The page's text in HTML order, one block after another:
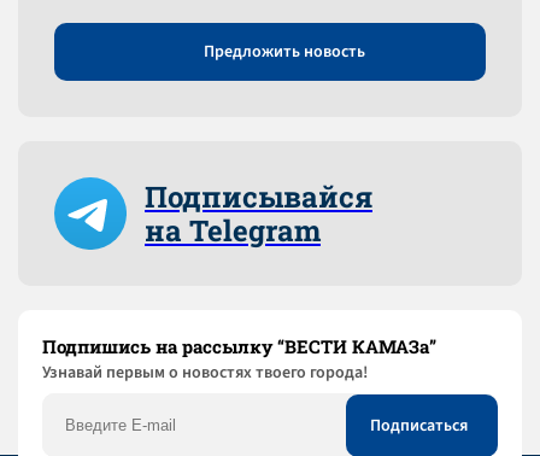
Предложить новость
Подписывайся
на Telegram
Подпишись на рассылку “ВЕСТИ КАМАЗа”
Узнaвай первым о новостях твоего города!